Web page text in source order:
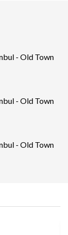
- Old Town
- Old Town
- Old Town